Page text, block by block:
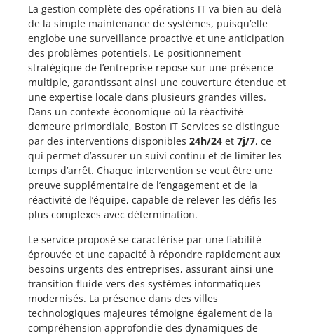
La gestion complète des opérations IT va bien au-delà
de la simple maintenance de systèmes, puisqu’elle
englobe une surveillance proactive et une anticipation
des problèmes potentiels. Le positionnement
stratégique de l’entreprise repose sur une présence
multiple, garantissant ainsi une couverture étendue et
une expertise locale dans plusieurs grandes villes.
Dans un contexte économique où la réactivité
demeure primordiale, Boston IT Services se distingue
par des interventions disponibles 24h/24 et 7j/7, ce
qui permet d’assurer un suivi continu et de limiter les
temps d’arrêt. Chaque intervention se veut être une
preuve supplémentaire de l’engagement et de la
réactivité de l’équipe, capable de relever les défis les
plus complexes avec détermination.
Le service proposé se caractérise par une fiabilité
éprouvée et une capacité à répondre rapidement aux
besoins urgents des entreprises, assurant ainsi une
transition fluide vers des systèmes informatiques
modernisés. La présence dans des villes
technologiques majeures témoigne également de la
compréhension approfondie des dynamiques de